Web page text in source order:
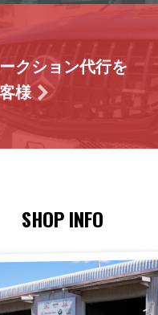
クション代行を
様
SHOP INFO